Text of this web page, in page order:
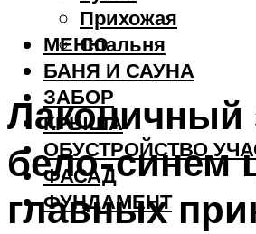
Прихожая
Спальня
БАНЯ И САУНА
ЗАБОР
КРЫША
ОБУСТРОЙСТВО
ФАСАД
ФУНДАМЕНТ
МЕНЮ
Лаконичный
бело-синем
главных